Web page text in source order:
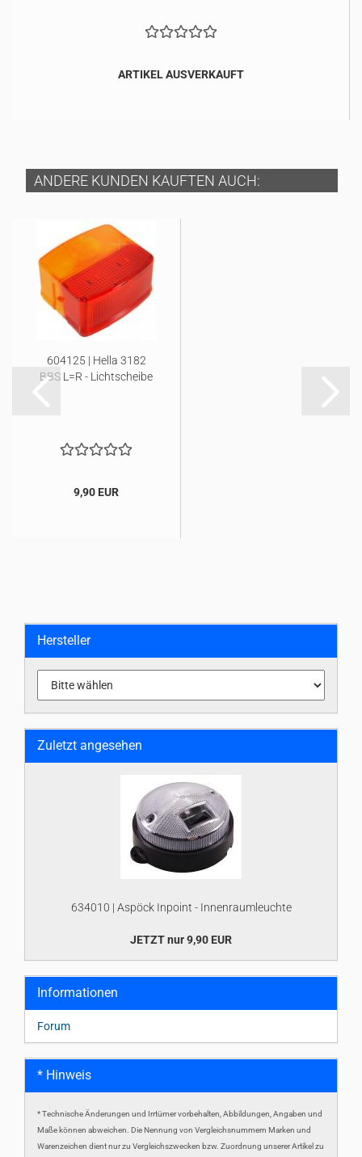
ARTIKEL AUSVERKAUFT
ANDERE KUNDEN KAUFTEN AUCH:
604125 | Hella 3182
BBS L=R - Lichtscheibe
9,90 EUR
Hersteller
Zuletzt angesehen
634010 | Aspöck Inpoint - Innenraumleuchte
JETZT nur 9,90 EUR
Informationen
Forum
* Hinweis
* Technische Änderungen und Irrtümer vorbehalten, Abbildungen, Angaben und
Maße können abweichen. Die Nennung von Vergleichsnummern Marken und
Warenzeichen dient nur zu Vergleichszwecken bzw. Zuordnung unserer Artikel zu